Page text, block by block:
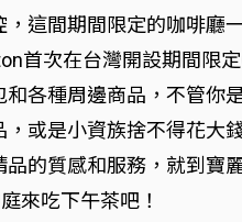
，這間期間限定的咖啡廳
首次在台灣開設期間限定
和各種周邊商品，不管你
或是小資族捨不得花大
品的質感和服務，就到寶
來吃下午茶吧！